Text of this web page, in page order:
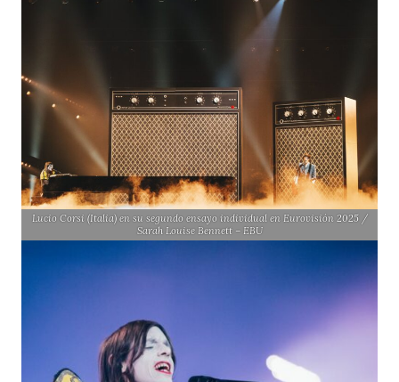
Lucio Corsi (Italia) en su segundo ensayo individual en Eurovisión 2025 /
Sarah Louise Bennett – EBU